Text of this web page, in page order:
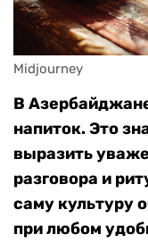
Midjourney
В
напиток. Это
выразить
разговора и
саму культуру
при любом